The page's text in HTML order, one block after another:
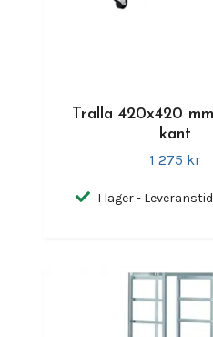
Tralla 420x420
kant
1 275 kr
I lager -